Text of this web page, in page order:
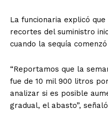
La funcionaria explicó
recortes del suministro
cuando la sequía
“Reportamos que la
fue de 10 mil 900 litros
analizar si es posible
gradual, el abasto”,